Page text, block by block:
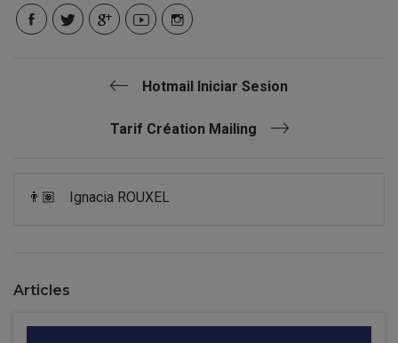
Hotmail Iniciar Sesion
Tarif Création Mailing
👨🏽 Ignacia ROUXEL
Articles